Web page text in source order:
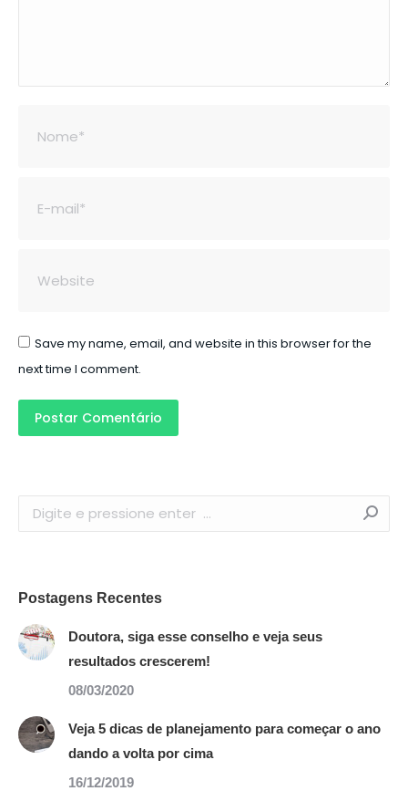
Save my name, email, and website in this browser for the
next time I comment.
Postar Comentário
Search:
Postagens Recentes
Doutora, siga esse conselho e veja seus
resultados crescerem!
08/03/2020
Veja 5 dicas de planejamento para começar o ano
dando a volta por cima
16/12/2019